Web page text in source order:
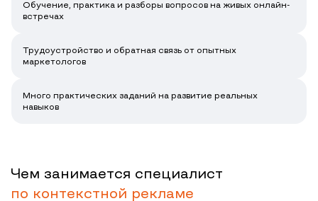
Обучение, практика и разборы вопросов на живых онлайн-
встречах
Трудоустройство и обратная связь от опытных
маркетологов
Много практических заданий на развитие реальных
навыков
Чем занимается специалист
по контекстной рекламе